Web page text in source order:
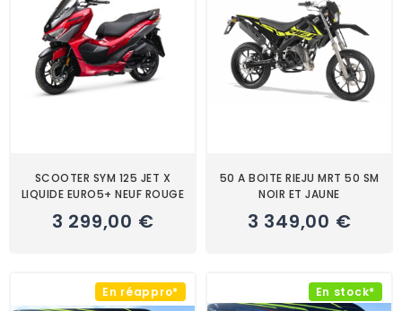
SCOOTER SYM 125 JET X
LIQUIDE EURO5+ NEUF ROUGE
3 299,00 €
50 A BOITE RIEJU MRT 50 SM
NOIR ET JAUNE
3 349,00 €
En réappro* En stock*